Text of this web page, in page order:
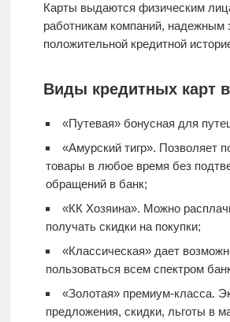
Карты выдаются физическим
работникам компаний, надежным
положительной кредитной
Виды кредитных карт
«Путевая» бонусная для
«Амурский тигр». Позволяет
товары в любое время без
обращений в банк;
«КК Хозяина». Можно
получать скидки на покупки;
«Классическая» дает
пользоваться всем спектром
«Золотая» премиум-класса.
предложения, скидки, льготы в